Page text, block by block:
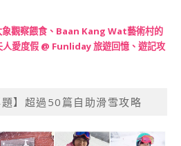
象觀察餵食、Baan Kang Wat藝術村的
愛度假 @ Funliday 旅遊回憶、遊記攻
題】超過50篇自助滑雪攻略